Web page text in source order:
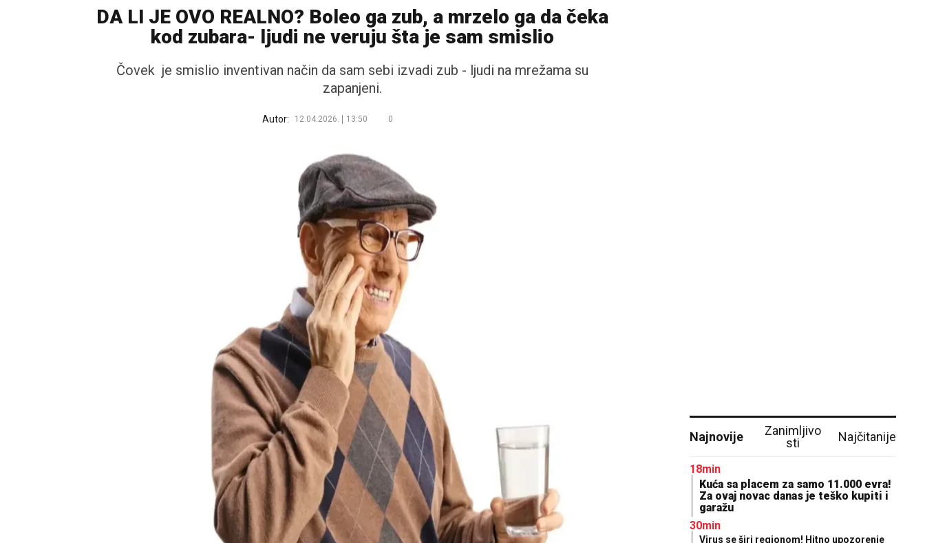
DA LI JE OVO REALNO? Boleo ga zub, a mrzelo ga da čeka
kod zubara- ljudi ne veruju šta je sam smislio
Čovek je smislio inventivan način da sam sebi izvadi zub - ljudi na mrežama su
zapanjeni.
Autor: 12.04.2026. 13:50 0
Najnovije
Zanimljivo
sti
Najčitanije
18min
Kuća sa placem za samo 11.000 evra!
Za ovaj novac danas je teško kupiti i
garažu
30min
Virus se širi regionom! Hitno upozorenje